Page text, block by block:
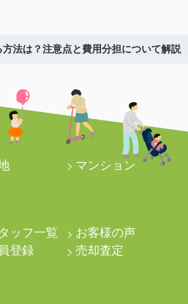
法は？注意点と費用分担について解説
マンション
ッフ一覧
お客様の声
登録
売却査定